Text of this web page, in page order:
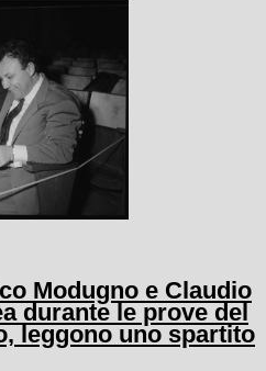
Modugno e Claudio
durante le prove del
leggono uno spartito